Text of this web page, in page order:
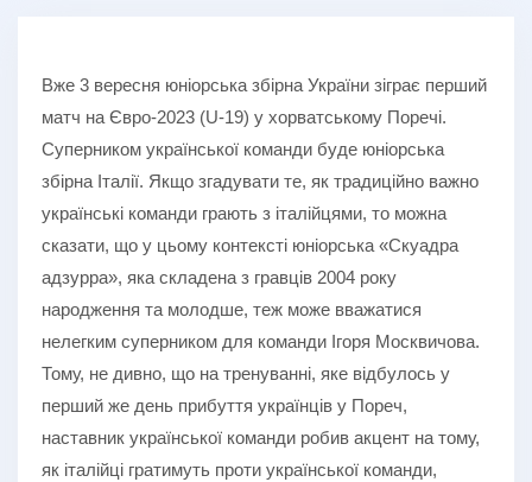
Вже 3 вересня юніорська збірна України зіграє перший
матч на Євро-2023 (U-19) у хорватському Поречі.
Суперником української команди буде юніорська
збірна Італії. Якщо згадувати те, як традиційно важно
українські команди грають з італійцями, то можна
сказати, що у цьому контексті юніорська «Скуадра
адзурра», яка складена з гравців 2004 року
народження та молодше, теж може вважатися
нелегким суперником для команди Ігоря Москвичова.
Тому, не дивно, що на тренуванні, яке відбулось у
перший же день прибуття українців у Пореч,
наставник української команди робив акцент на тому,
як італійці гратимуть проти української команди,